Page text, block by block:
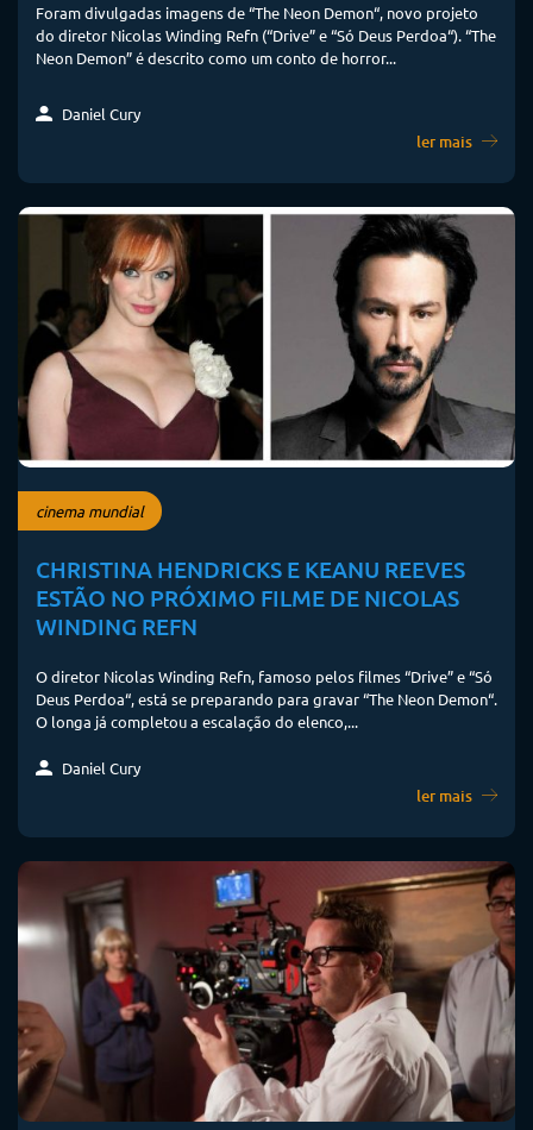
Foram divulgadas imagens de “The Neon Demon“, novo projeto
do diretor Nicolas Winding Refn (“Drive” e “Só Deus Perdoa“). “The
Neon Demon” é descrito como um conto de horror...
Daniel Cury
ler mais
cinema mundial
CHRISTINA HENDRICKS E KEANU REEVES
ESTÃO NO PRÓXIMO FILME DE NICOLAS
WINDING REFN
O diretor Nicolas Winding Refn, famoso pelos filmes “Drive” e “Só
Deus Perdoa“, está se preparando para gravar “The Neon Demon“.
O longa já completou a escalação do elenco,...
Daniel Cury
ler mais